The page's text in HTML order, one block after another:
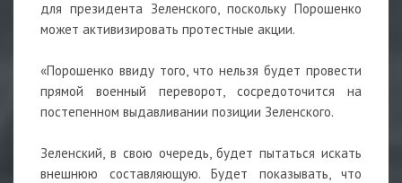
для президента Зеленского, поскольку Порошенко
может активизировать протестные акции.
«Порошенко ввиду того, что нельзя будет провести
прямой военный переворот, сосредоточится на
постепенном выдавливании позиции Зеленского.
Зеленский, в свою очередь, будет пытаться искать
внешнюю составляющую. Будет показывать, что